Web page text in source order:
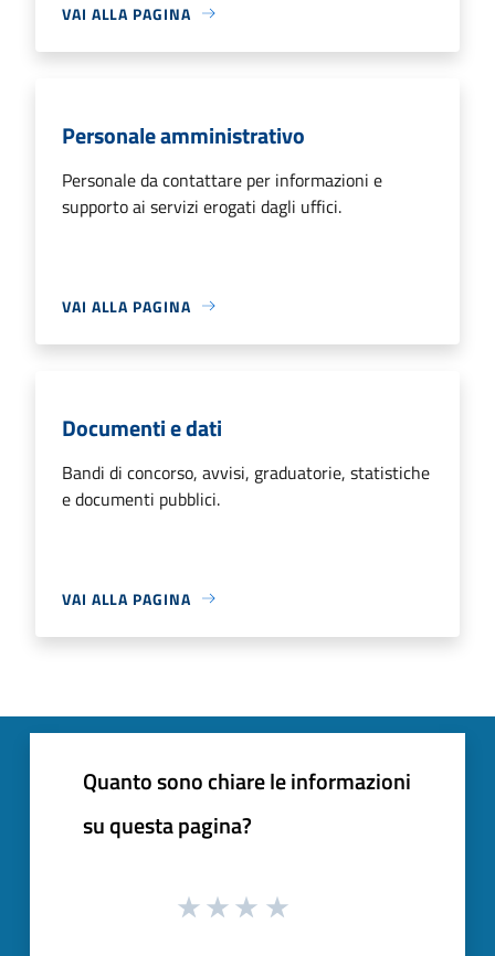
VAI ALLA PAGINA
Personale amministrativo
Personale da contattare per informazioni e
supporto ai servizi erogati dagli uffici.
VAI ALLA PAGINA
Documenti e dati
Bandi di concorso, avvisi, graduatorie, statistiche
e documenti pubblici.
VAI ALLA PAGINA
Quanto sono chiare le informazioni
su questa pagina?